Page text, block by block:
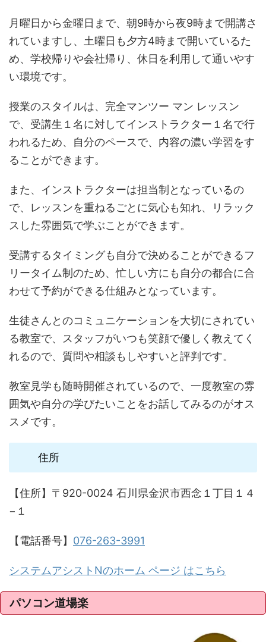
月曜日から金曜日まで、朝9時から夜9時まで開講さ
れていますし、土曜日も夕方4時まで開いているた
め、学校帰りや会社帰り、休日を利用して通いやす
い環境です。
授業のスタイルは、完全マンツー マン レッスン
で、受講生１名に対してインストラクター１名で行
われるため、自分のペースで、内容の濃い学習をす
ることができます。
また、インストラクターは担当制となっているの
で、レッスンを重ねるごとに気心も知れ、リラック
スした雰囲気で学ぶことができます。
受講するタイミングも自分で決めることができるフ
リータイム制のため、忙しい方にも自分の都合に合
わせて予約ができる仕組みとなっています。
生徒さんとのコミュニケーションを大切にされてい
る教室で、スタッフがいつも笑顔で優しく教えてく
れるので、質問や相談もしやすいと評判です。
教室見学も随時開催されているので、一度教室の雰
囲気や自分の学びたいことをお話してみるのがオス
スメです。
住所
【住所】〒920-0024 石川県金沢市西念１丁目１４
−１
【電話番号】 076-263-3991
システムアシストNのホーム ページ はこちら
パソコン道場楽